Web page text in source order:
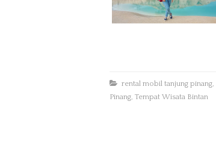
rental mobil tanjung pinang,
Pinang, Tempat Wisata Bintan